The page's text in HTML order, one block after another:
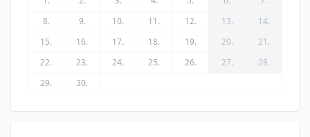
8.
9. 10. 11. 12. 13.
14.
15.
16. 17. 18. 19. 20.
21.
22.
23. 24. 25. 26. 27.
28.
29.
30.